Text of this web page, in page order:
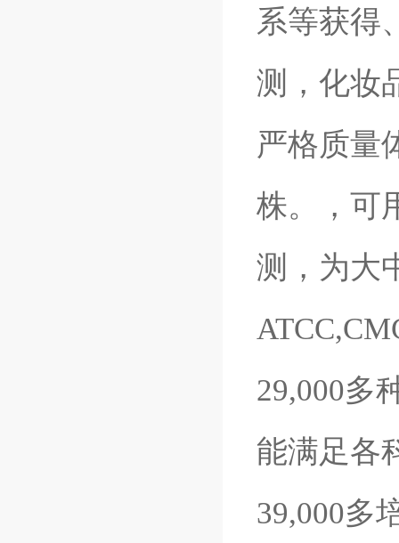
系等获得
测，化妆
严格质量
株。，可
测，为大
29,000多
能满足各
39,000多